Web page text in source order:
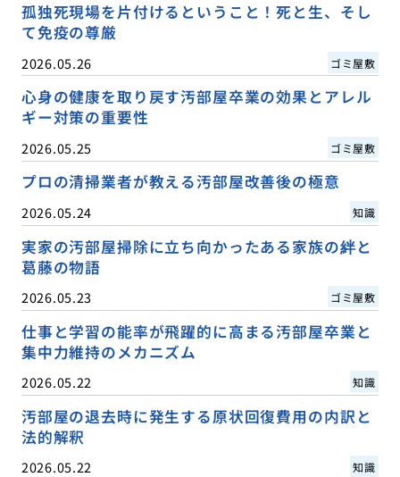
孤独死現場を片付けるということ！死と生、そし
て免疫の尊厳
2026.05.26 ゴミ屋敷
心身の健康を取り戻す汚部屋卒業の効果とアレル
ギー対策の重要性
2026.05.25 ゴミ屋敷
プロの清掃業者が教える汚部屋改善後の極意
2026.05.24 知識
実家の汚部屋掃除に立ち向かったある家族の絆と
葛藤の物語
2026.05.23 ゴミ屋敷
仕事と学習の能率が飛躍的に高まる汚部屋卒業と
集中力維持のメカニズム
2026.05.22 知識
汚部屋の退去時に発生する原状回復費用の内訳と
法的解釈
2026.05.22 知識